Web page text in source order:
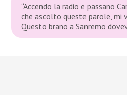
“Accendo la radio e passano
che ascolto queste parole, mi
Questo brano a Sanremo